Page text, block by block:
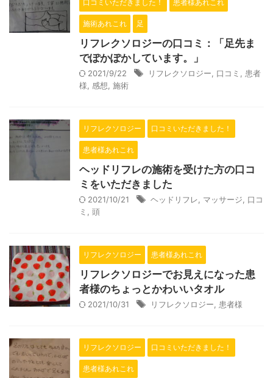
口コミいただきました！ 患者様あれこれ
施術あれこれ 足
リフレクソロジーの口コミ：「足先ま
でぽかぽかしています。」
2021/9/22 リフレクソロジー 口コミ
患者
様
感想 施術
リフレクソロジー 口コミいただきました！
患者様あれこれ
ヘッドリフレの施術を受けた方の口コ
ミをいただきました
2021/10/21 ヘッドリフレ マッサージ
口コ
ミ
頭
リフレクソロジー 患者様あれこれ
リフレクソロジーでお見えになった患
者様のちょっとかわいいタオル
2021/10/31 リフレクソロジー 患者様
リフレクソロジー 口コミいただきました！
患者様あれこれ